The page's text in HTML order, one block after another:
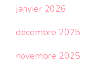
janvier 2026
décembre 2025
novembre 2025